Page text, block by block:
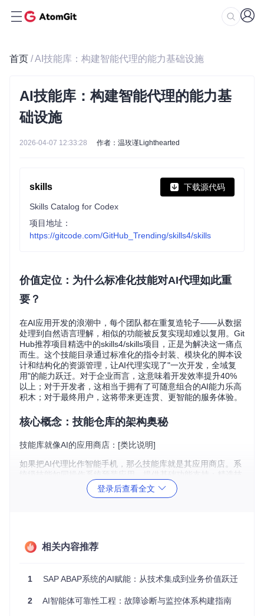
首页 / AI技能库：构建智能代理的能力基础设施
AI技能库：构建智能代理的能力基
础设施
2026-04-07 12:33:28 作者：温玫谨Lighthearted
skills 下载源代码
Skills Catalog for Codex
项目地址：
https://gitcode.com/GitHub_Trending/skills4/skills
价值定位：为什么标准化技能对AI代理如此重
要？
在AI应用开发的浪潮中，每个团队都在重复造轮子——从数据
处理到自然语言理解，相似的功能被反复实现却难以复用。Git
Hub推荐项目精选中的skills4/skills项目，正是为解决这一痛点
而生。这个技能目录通过标准化的指令封装、模块化的脚本设
计和结构化的资源管理，让AI代理实现了"一次开发，全域复
用"的能力跃迁。对于企业而言，这意味着开发效率提升40%
以上；对于开发者，这相当于拥有了可随意组合的AI能力乐高
积木；对于最终用户，这将带来更连贯、更智能的服务体验。
核心概念：技能仓库的架构奥秘
技能库就像AI的应用商店：[类比说明]
如果把AI代理比作智能手机，那么技能库就是其应用商店。系
统级技能如同操作系统预装应用，提供基础功能支持；精选技
能类似官方推荐应用，经过严格测试确保兼容性；实验性技能
则像测试版应用，为前沿探索提供可能。这种三层架构既保证
每个技能本质上是一组标准化的能力单元，包含执行指令、依
性：开发时遵循统一接口规范，使用时通过简单命令调用，更
展门槛，使非专业开发者也能轻松为AI添加新功能。
登录后查看全文
相关内容推荐
1 SAP ABAP系统的AI赋能：从技术集成到业务价值跃迁
2 AI智能体可靠性工程：故障诊断与监控体系构建指南